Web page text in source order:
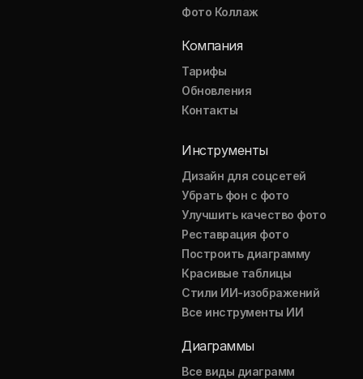
Фото Коллаж
Компания
Тарифы
Обновления
Контакты
Инструменты
Дизайн для соцсетей
Убрать фон с фото
Улучшить качество фото
Реставрация фото
Построить диаграмму
Красивые таблицы
Стили ИИ-изображений
Все инструменты ИИ
Диаграммы
Все виды диаграмм